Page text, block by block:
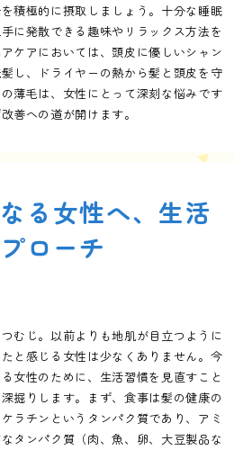
積極的に摂取しましょう。十分な睡眠
に発散できる趣味やリラックス方法を
ケアにおいては、頭皮に優しいシャン
し、ドライヤーの熱から髪と頭皮を守
薄毛は、女性にとって深刻な悩みです
善への道が開けます。
る女性へ、生活
ローチ
むじ。以前よりも地肌が目立つように
と感じる女性は少なくありません。今
女性のために、生活習慣を見直すこと
掘りします。まず、食事は髪の健康の
ラチンというタンパク質であり、アミ
タンパク質（肉、魚、卵、大豆製品な